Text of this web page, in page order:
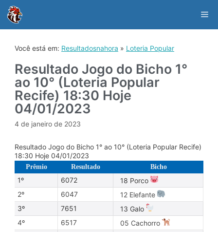
content
Você está em: Resultadosnahora » Loteria Popular
Resultado Jogo do Bicho 1°
ao 10° (Loteria Popular
Recife) 18:30 Hoje
04/01/2023
4 de janeiro de 2023
Resultado Jogo do Bicho 1° ao 10° (Loteria Popular Recife)
18:30 Hoje 04/01/2023
Prêmio Resultado Bicho
1º 6072
18 Porco
2º
6047
12 Elefante
3º
7651
13 Galo
4º
6517
05 Cachorro